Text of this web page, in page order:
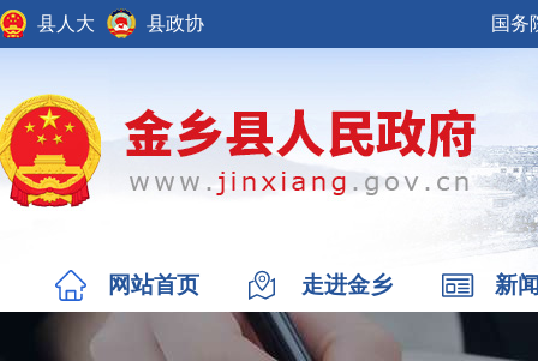
县人大 县政协 国务
网站首页 走进金乡 新